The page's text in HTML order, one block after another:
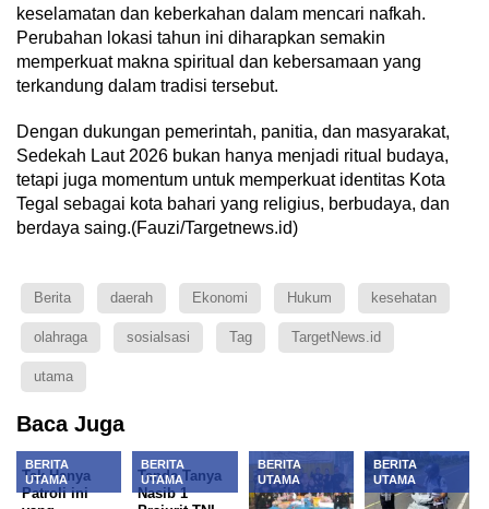
keselamatan dan keberkahan dalam mencari nafkah.
Perubahan lokasi tahun ini diharapkan semakin
memperkuat makna spiritual dan kebersamaan yang
terkandung dalam tradisi tersebut.
Dengan dukungan pemerintah, panitia, dan masyarakat,
Sedekah Laut 2026 bukan hanya menjadi ritual budaya,
tetapi juga momentum untuk memperkuat identitas Kota
Tegal sebagai kota bahari yang religius, berbudaya, dan
berdaya saing.(Fauzi/Targetnews.id)
Berita daerah Ekonomi Hukum kesehatan
olahraga sosialsasi Tag TargetNews.id
utama
Baca Juga
BERITA
UTAMA
Tak Hanya
Patroli ini
BERITA
UTAMA
Tanda Tanya
Nasib 1
BERITA
UTAMA
BERITA
UTAMA